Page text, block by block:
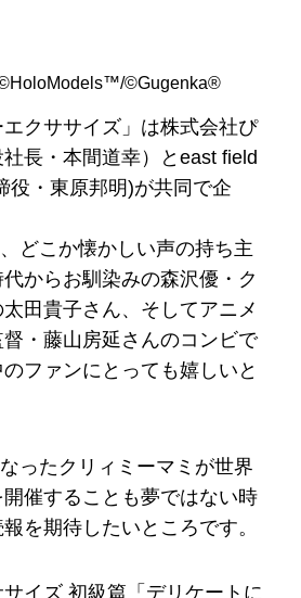
©Gugenka®
クササイズ」は株式会社ぴ
長・本間道幸）とeast field
役・東原邦明)が共同で企
どこか懐かしい声の持ち主
からお馴染みの森沢優・ク
田貴子さん、そしてアニメ
・藤山房延さんのコンビで
ファンにとっても嬉しいと
ったクリィミーマミが世界
催することも夢ではない時
を期待したいところです。
イズ 初級篇「デリケートに